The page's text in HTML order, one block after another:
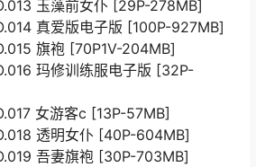
玉藻前女仆 [29P-278MB]
真爱版电子版 [100P-927MB]
旗袍 [70P1V-204MB]
玛修训练服电子版 [32P-
女游客c [13P-57MB]
透明女仆 [40P-604MB]
吾妻旗袍 [30P-703MB]